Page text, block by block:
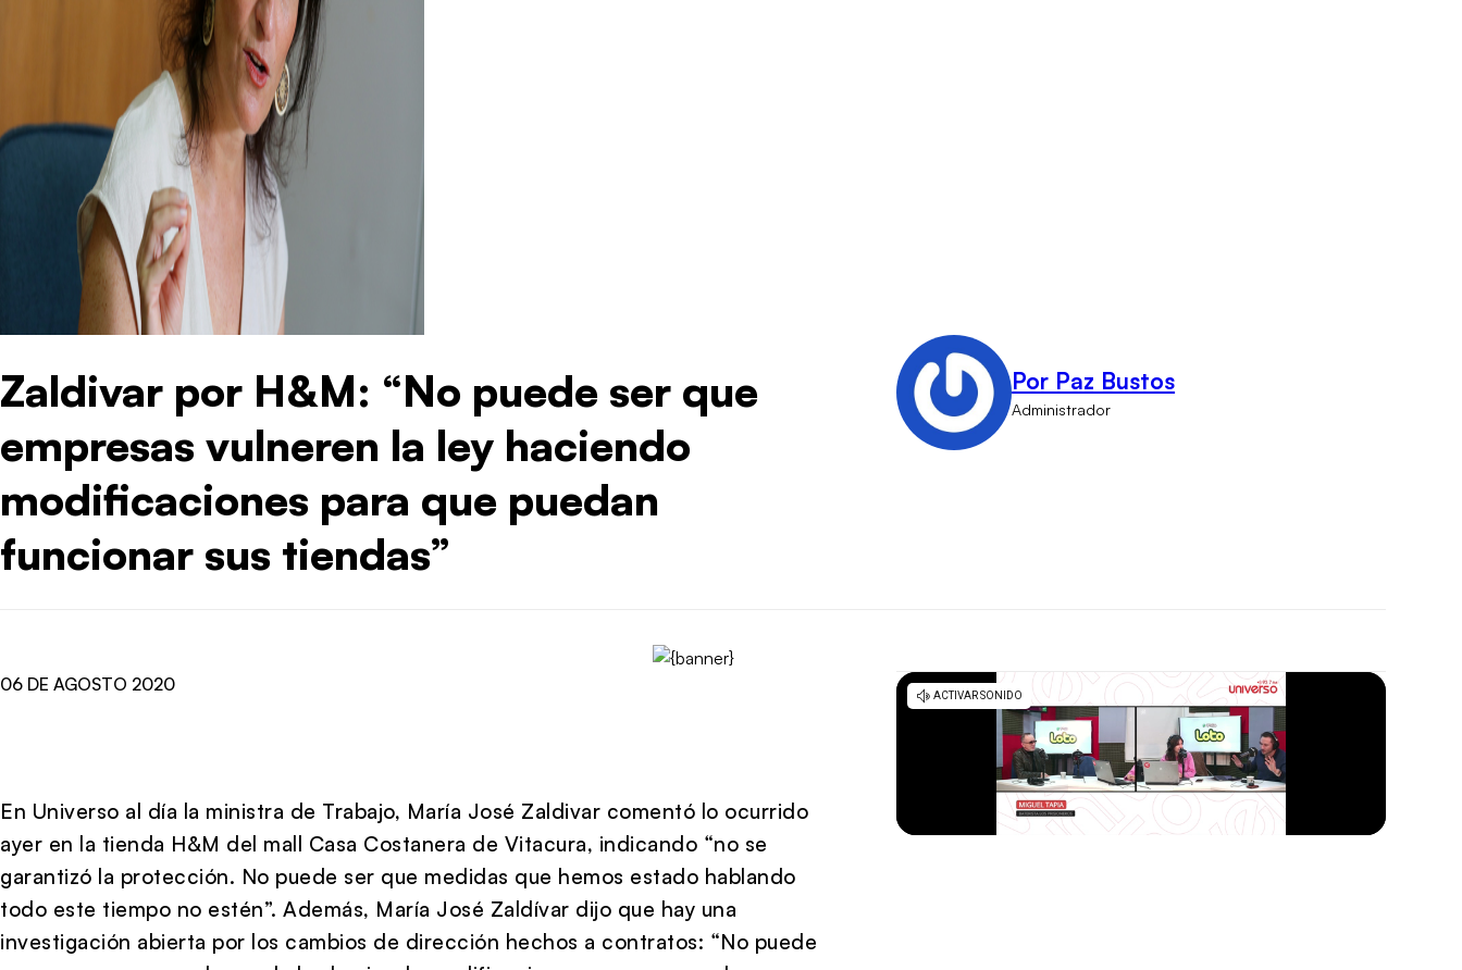
Zaldivar por H&M: “No puede ser que
empresas vulneren la ley haciendo
modificaciones para que puedan
funcionar sus tiendas”
Por Paz Bustos
Administrador
06 DE AGOSTO 2020
En Universo al día la ministra de Trabajo, María José Zaldivar comentó lo ocurrido
ayer en la tienda H&M del mall Casa Costanera de Vitacura, indicando “no se
garantizó la protección. No puede ser que medidas que hemos estado hablando
todo este tiempo no estén”. Además, María José Zaldívar dijo que hay una
investigación abierta por los cambios de dirección hechos a contratos: “No puede